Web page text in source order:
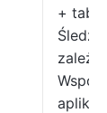
+